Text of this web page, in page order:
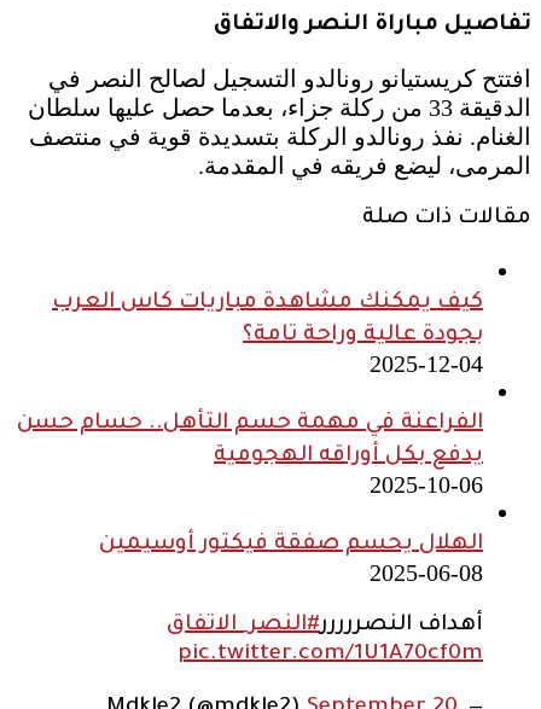
تفاصيل مباراة النصر والاتفاق
افتتح كريستيانو رونالدو التسجيل لصالح النصر في
الدقيقة 33 من ركلة جزاء، بعدما حصل عليها سلطان
الغنام. نفذ رونالدو الركلة بتسديدة قوية في منتصف
المرمى، ليضع فريقه في المقدمة.
مقالات ذات صلة
كيف يمكنك مشاهدة مباريات كاس العرب
بجودة عالية وراحة تامة؟
2025-12-04
الفراعنة في مهمة حسم التأهل.. حسام حسن
يدفع بكل أوراقه الهجومية
2025-10-06
الهلال يحسم صفقة فيكتور أوسيمين
2025-06-08
أهداف النصررررر#النصر_الاتفاق
pic.twitter.com/1U1A70cf0m